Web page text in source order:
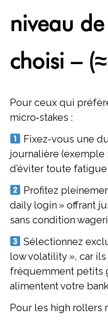
niveau
choisi –
Pour ceux qui
micro‑stakes :
Fixez-vous une
journalière (exemple
d’éviter toute
Profitez
daily login » offrant
sans condition
Sélectionnez
low volatility », car
fréquemment petits
alimentent votre
Pour les high rollers